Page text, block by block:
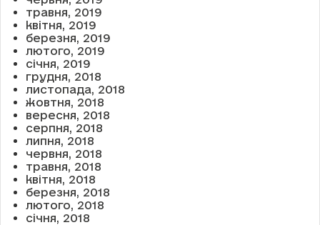
травня, 2019
квітня, 2019
березня, 2019
лютого, 2019
січня, 2019
грудня, 2018
листопада, 2018
жовтня, 2018
вересня, 2018
серпня, 2018
липня, 2018
червня, 2018
травня, 2018
квітня, 2018
березня, 2018
лютого, 2018
січня, 2018